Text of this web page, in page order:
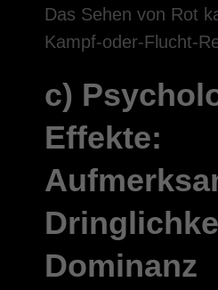
Das Sehen von Rot
Kampf-oder-Flucht-
c)
Effekte:
Dominanz